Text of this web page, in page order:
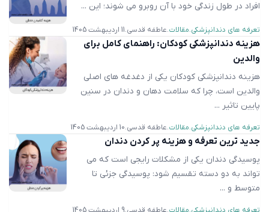
افراد در طول زندگی خود با آن روبرو می شوند؛ این ...
تعرفه های دندانپزشکی مقالات عاطفه قدسی 11 اردیبهشت 1405
هزینه دندانپزشکی کودکان: راهنمای کامل برای
والدین
هزینه دندانپزشکی کودکان یکی از دغدغه‌ های اصلی
والدین است، چرا که سلامت دهان و دندان در سنین
پایین تاثیر ...
تعرفه های دندانپزشکی مقالات عاطفه قدسی 10 اردیبهشت 1405
جدید ترین تعرفه و هزینه پر کردن دندان
پوسیدگی دندان یکی از مشکلات رایجی است که می
تواند به دو دسته تقسیم شود: پوسیدگی جزئی تا
متوسط و ...